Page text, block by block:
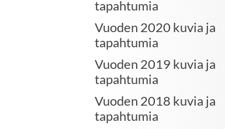
tapahtumia
Vuoden 2020 kuvia ja
tapahtumia
Vuoden 2019 kuvia ja
tapahtumia
Vuoden 2018 kuvia ja
tapahtumia